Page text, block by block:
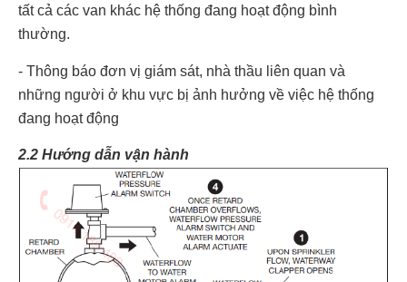
tất cả các van khác hệ thống đang hoạt động bình
thường.
- Thông báo đơn vị giám sát, nhà thầu liên quan và
những người ở khu vực bị ảnh hưởng về việc hệ thống
đang hoạt động
2.2 Hướng dẫn vận hành